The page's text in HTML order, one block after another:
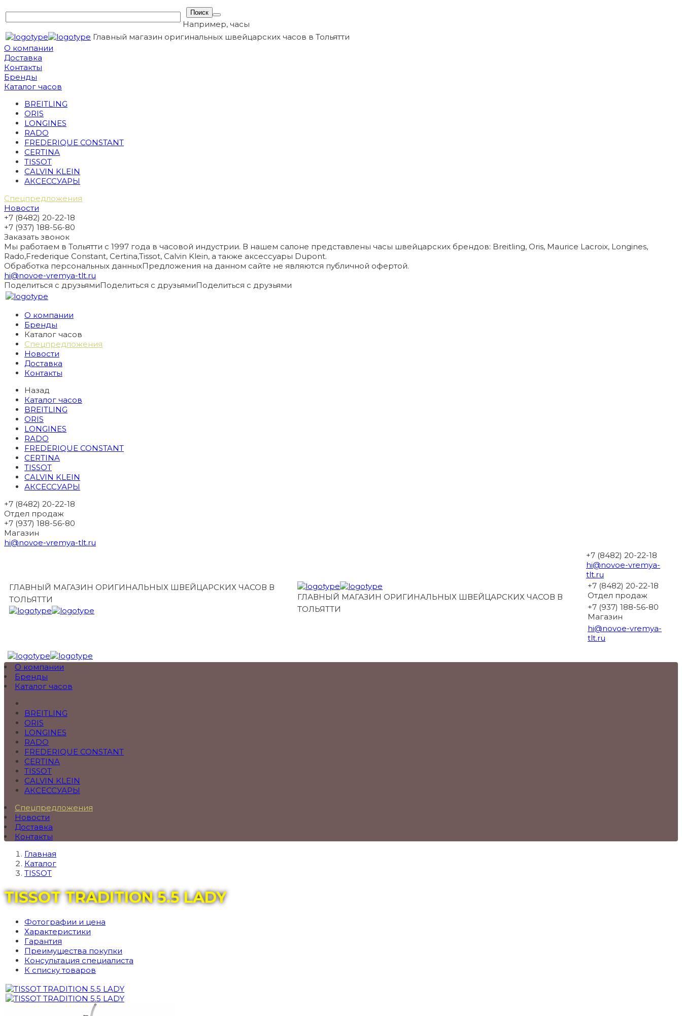
Например, часы
Главный магазин оригинальных швейцарских часов в Тольятти
О компании
Доставка
Контакты
Бренды
Каталог часов
BREITLING
ORIS
LONGINES
RADO
FREDERIQUE CONSTANT
CERTINA
TISSOT
CALVIN KLEIN
АКСЕССУАРЫ
Спецпредложения
Новости
+7 (8482) 20-22-18
+7 (937) 188-56-80
Заказать звонок
Мы работаем в Тольятти с 1997 года в часовой индустрии. В нашем салоне представлены часы швейцарских брендов: Breitling, Oris, Maurice Lacroix, Longines,
Rado,Frederique Constant, Certina,Tissot, Calvin Klein, а также аксессуары Dupont.
Обработка персональных данныхПредложения на данном сайте не являются публичной офертой.
hi@novoe-vremya-tlt.ru
Поделиться с друзьямиПоделиться с друзьямиПоделиться с друзьями
О компании
Бренды
Каталог часов
Спецпредложения
Новости
Доставка
Контакты
Назад
Каталог часов
BREITLING
ORIS
LONGINES
RADO
FREDERIQUE CONSTANT
CERTINA
TISSOT
CALVIN KLEIN
АКСЕССУАРЫ
+7 (8482) 20-22-18
Отдел продаж
+7 (937) 188-56-80
Магазин
hi@novoe-vremya-tlt.ru
ГЛАВНЫЙ МАГАЗИН ОРИГИНАЛЬНЫХ ШВЕЙЦАРСКИХ ЧАСОВ В
ТОЛЬЯТТИ
ГЛАВНЫЙ МАГАЗИН ОРИГИНАЛЬНЫХ ШВЕЙЦАРСКИХ ЧАСОВ В
ТОЛЬЯТТИ
+7 (8482) 20-22-18
hi@novoe-vremya-
tlt.ru
+7 (8482) 20-22-18
Отдел продаж
+7 (937) 188-56-80
Магазин
hi@novoe-vremya-
tlt.ru
О компании
Бренды
Каталог часов
BREITLING
ORIS
LONGINES
RADO
FREDERIQUE CONSTANT
CERTINA
TISSOT
CALVIN KLEIN
АКСЕССУАРЫ
Спецпредложения
Новости
Доставка
Контакты
Главная
Каталог
TISSOT
TISSOT TRADITION 5.5 LADY
Фотографии и цена
Характеристики
Гарантия
Преимущества покупки
Консультация специалиста
К списку товаров